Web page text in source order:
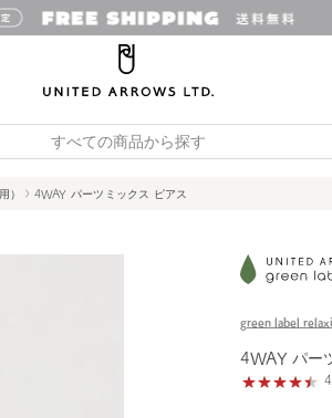
すべての商品から探す
） 4WAY パーツミックス ピアス
green label
4WAY パー